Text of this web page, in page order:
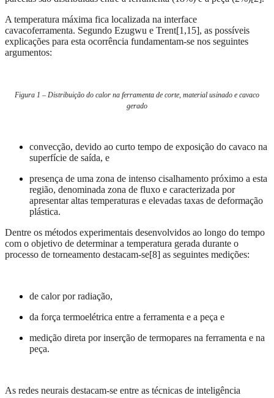
A temperatura máxima fica localizada na interface
cavacoferramenta. Segundo Ezugwu e Trent[1,15], as possíveis
explicações para esta ocorrência fundamentam-se nos seguintes
argumentos:
Figura 1 – Distribuição do calor na ferramenta de corte, material usinado e cavaco
gerado
convecção, devido ao curto tempo de exposição do cavaco na
superfície de saída, e
presença de uma zona de intenso cisalhamento próximo a esta
região, denominada zona de fluxo e caracterizada por
apresentar altas temperaturas e elevadas taxas de deformação
plástica.
Dentre os métodos experimentais desenvolvidos ao longo do tempo
com o objetivo de determinar a temperatura gerada durante o
processo de torneamento destacam-se[8] as seguintes medições:
de calor por radiação,
da força termoelétrica entre a ferramenta e a peça e
medição direta por inserção de termopares na ferramenta e na
peça.
As redes neurais destacam-se entre as técnicas de inteligência